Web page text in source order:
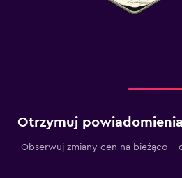
Otrzymuj
Obserwuj zmiany cen na bieżąco –